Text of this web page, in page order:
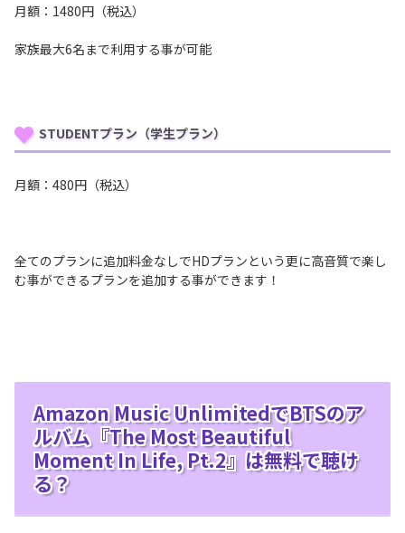
月額：1480円（税込）
家族最大6名まで利用する事が可能
STUDENTプラン（学生プラン）
月額：480円（税込）
全てのプランに追加料金なしでHDプランという更に高音質で楽し
む事ができるプランを追加する事ができます！
Amazon Music UnlimitedでBTSのア
ルバム『The Most Beautiful
Moment In Life, Pt.2』は無料で聴け
る？